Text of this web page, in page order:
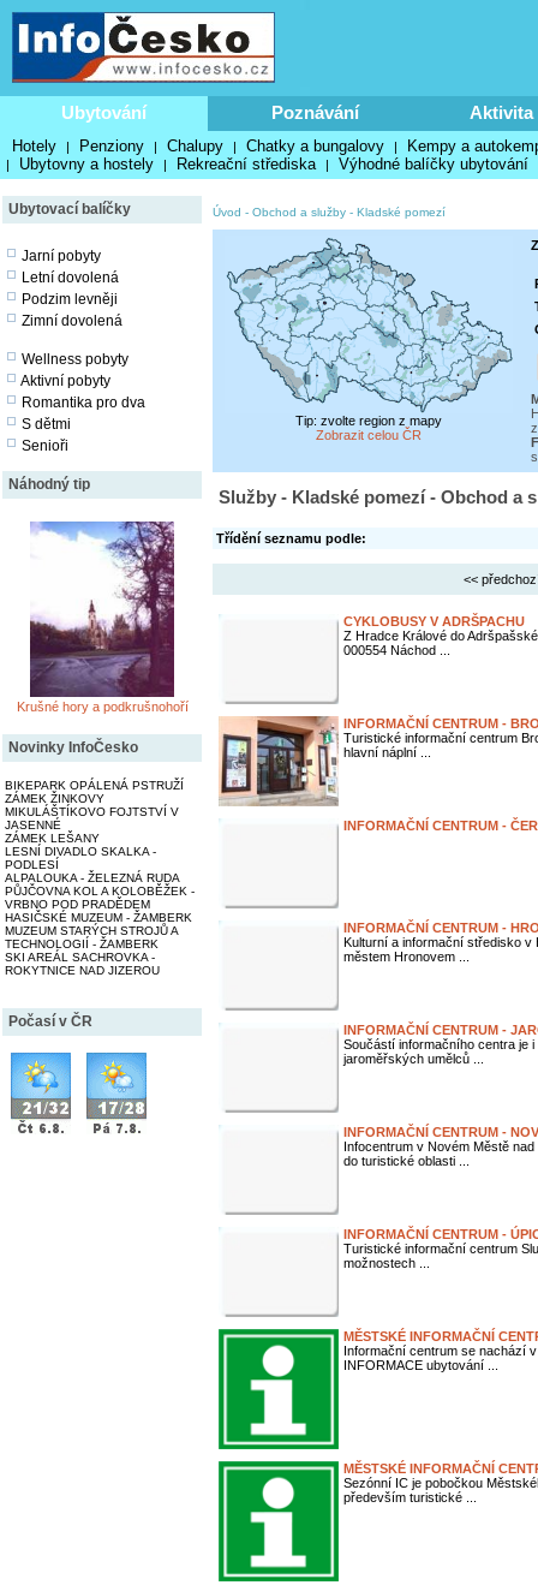
Ubytování Poznávání Aktivita
Hotely | Penziony | Chalupy | Chatky a bungalovy | Kempy a
| Ubytovny a hostely | Rekreační střediska | Výhodné balíčky ubytování
Ubytovací balíčky
Jarní pobyty
Letní dovolená
Podzim levněji
Zimní dovolená
Wellness pobyty
Aktivní pobyty
Romantika pro dva
S dětmi
Senioři
Náhodný tip
Krušné hory a podkrušnohoří
Novinky InfoČesko
BIKEPARK OPÁLENÁ PSTRUŽÍ
ZÁMEK ŽINKOVY
MIKULÁŠTÍKOVO FOJTSTVÍ V
JASENNÉ
ZÁMEK LEŠANY
LESNÍ DIVADLO SKALKA -
PODLESÍ
ALPALOUKA - ŽELEZNÁ RUDA
PŮJČOVNA KOL A KOLOBĚŽEK -
VRBNO POD PRADĚDEM
HASIČSKÉ MUZEUM - ŽAMBERK
MUZEUM STARÝCH STROJŮ A
TECHNOLOGIÍ - ŽAMBERK
SKI AREÁL SACHROVKA -
ROKYTNICE NAD JIZEROU
Počasí v ČR
Úvod - Obchod a služby - Kladské pomezí
Tip: zvolte region z mapy
Zobrazit celou ČR
Služby - Kladské pomezí - Obchod a
Třídění seznamu podle:
<<
CYKLOBUSY V ADRŠPACHU
Z Hradce Králové do
000554 Náchod ...
INFORMAČNÍ CENTRUM -
Turistické informační centrum
hlavní náplní ...
INFORMAČNÍ CENTRUM -
INFORMAČNÍ CENTRUM -
Kulturní a informační středisko
městem Hronovem ...
INFORMAČNÍ CENTRUM -
Součástí informačního centra je
jaroměřských umělců ...
INFORMAČNÍ CENTRUM -
Infocentrum v Novém Městě
do turistické oblasti ...
INFORMAČNÍ CENTRUM -
Turistické informační centrum
možnostech ...
MĚSTSKÉ INFORMAČNÍ
Informační centrum se nachází
INFORMACE ubytování ...
MĚSTSKÉ INFORMAČNÍ
Sezónní IC je pobočkou
především turistické ...